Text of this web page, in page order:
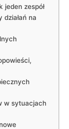
jeden zespół
na
w sytuacjach